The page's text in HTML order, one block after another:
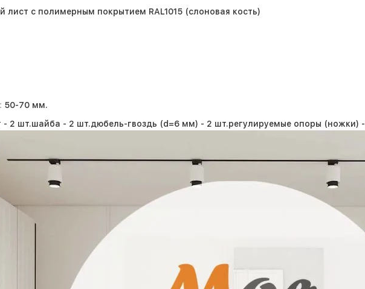
лист с полимерным покрытием RAL1015 (слоновая кость)
50-70 мм.
- 2 шт.шайба - 2 шт.дюбель-гвоздь (d=6 мм) - 2 шт.регулируемые опоры (ножки) -